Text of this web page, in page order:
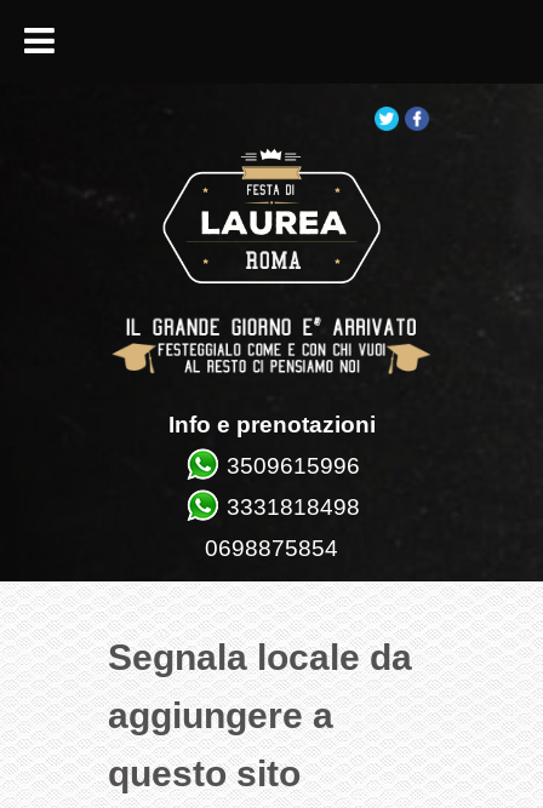
Info e prenotazioni
3509615996
3331818498
0698875854
Segnala locale da
aggiungere a
questo sito